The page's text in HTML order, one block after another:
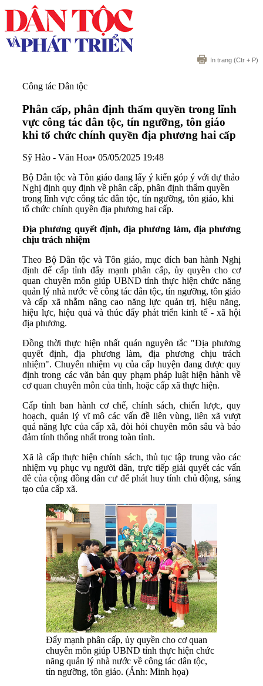
In trang (Ctr + P)
Công tác Dân tộc
Phân cấp, phân định thẩm quyền trong lĩnh
vực công tác dân tộc, tín ngưỡng, tôn giáo
khi tổ chức chính quyền địa phương hai cấp
Sỹ Hào - Văn Hoa• 05/05/2025 19:48
Bộ Dân tộc và Tôn giáo đang lấy ý kiến góp ý với dự thảo
Nghị định quy định về phân cấp, phân định thẩm quyền
trong lĩnh vực công tác dân tộc, tín ngưỡng, tôn giáo, khi
tổ chức chính quyền địa phương hai cấp.
Địa phương quyết định, địa phương làm, địa phương
chịu trách nhiệm
Theo Bộ Dân tộc và Tôn giáo, mục đích ban hành Nghị
định để cấp tỉnh đẩy mạnh phân cấp, ủy quyền cho cơ
quan chuyên môn giúp UBND tỉnh thực hiện chức năng
quản lý nhà nước về công tác dân tộc, tín ngưỡng, tôn giáo
và cấp xã nhằm nâng cao năng lực quản trị, hiệu năng,
hiệu lực, hiệu quả và thúc đẩy phát triển kinh tế - xã hội
địa phương.
Đồng thời thực hiện nhất quán nguyên tắc "Địa phương
quyết định, địa phương làm, địa phương chịu trách
nhiệm". Chuyển nhiệm vụ của cấp huyện đang được quy
định trong các văn bản quy phạm pháp luật hiện hành về
cơ quan chuyên môn của tỉnh, hoặc cấp xã thực hiện.
Cấp tỉnh ban hành cơ chế, chính sách, chiến lược, quy
hoạch, quản lý vĩ mô các vấn đề liên vùng, liên xã vượt
quá năng lực của cấp xã, đòi hỏi chuyên môn sâu và bảo
đảm tính thống nhất trong toàn tỉnh.
Xã là cấp thực hiện chính sách, thủ tục tập trung vào các
nhiệm vụ phục vụ người dân, trực tiếp giải quyết các vấn
đề của cộng đồng dân cư để phát huy tính chủ động, sáng
tạo của cấp xã.
Đẩy mạnh phân cấp, ủy quyền cho cơ quan
chuyên môn giúp UBND tỉnh thực hiện chức
năng quản lý nhà nước về công tác dân tộc,
tín ngưỡng, tôn giáo. (Ảnh: Minh họa)